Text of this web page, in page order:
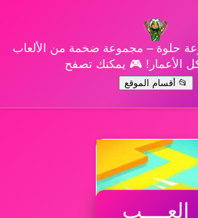
حلوة – مجموعة ضخمة من الألعاب
الأعمار! 🎮 يمكنك تصفح
📂 أقسام الموقع
إلعــــب